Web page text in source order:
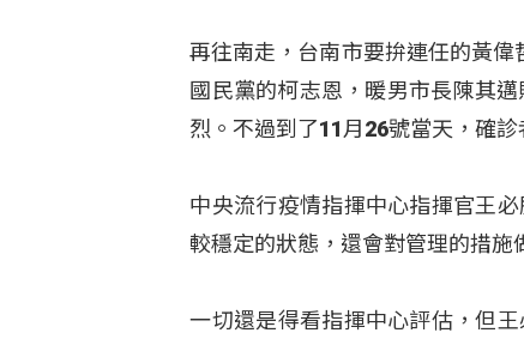
再往南走，台南市要拚連任的黃
國民黨的柯志恩，暖男市長陳其
烈。不過到了11月26號當天，確
中央流行疫情指揮中心指揮官王
較穩定的狀態，還會對管理的措施
一切還是得看指揮中心評估，但